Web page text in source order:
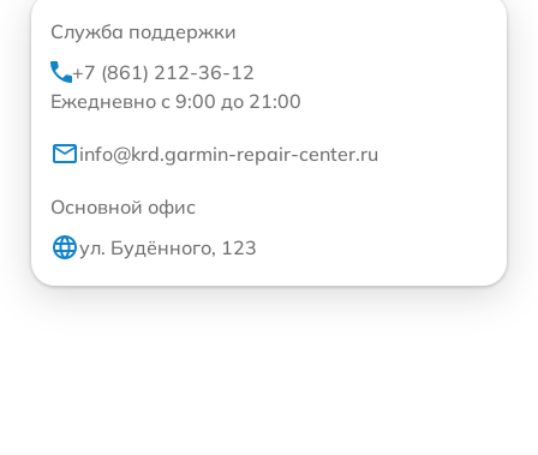
Служба поддержки
+7 (861) 212-36-12
Ежедневно с 9:00 до 21:00
info@krd.garmin-repair-center.ru
Основной офис
ул. Будённого, 123